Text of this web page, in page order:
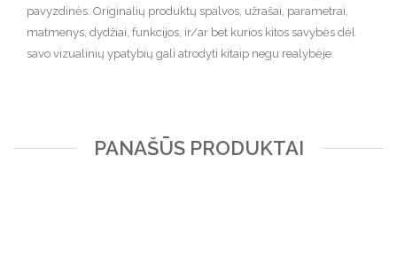
pavyzdinės. Originalių produktų spalvos, užrašai, parametrai,
matmenys, dydžiai, funkcijos, ir/ar bet kurios kitos savybės dėl
savo vizualinių ypatybių gali atrodyti kitaip negu realybėje.
PANAŠŪS PRODUKTAI